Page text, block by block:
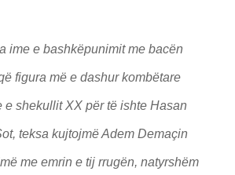
ime e bashkëpunimit me bacën
figura më e dashur kombëtare
e shekullit XX për të ishte Hasan
teksa kujtojmë Adem Demaçin
me emrin e tij rrugën, natyrshëm